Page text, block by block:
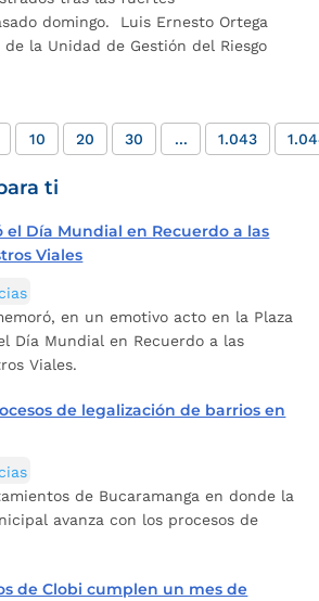
domingo. Luis Ernesto Ortega
la Unidad de Gestión del Riesgo
10 20 30 ... 1.043
ti
el Día Mundial en Recuerdo a las
Viales
en un emotivo acto en la Plaza
Día Mundial en Recuerdo a las
Viales.
de legalización de barrios en
de Bucaramanga en donde la
avanza con los procesos de
de Clobi cumplen un mes de